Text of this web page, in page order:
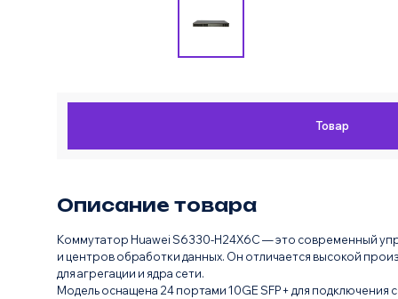
Товар
Описание товара
Коммутатор Huawei S6330-H24X6C — это современный
и центров обработки данных. Он отличается высокой
для агрегации и ядра сети.
Модель оснащена 24 портами 10GE SFP+ для